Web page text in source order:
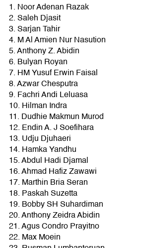
1. Noor Adenan Razak
2. Saleh Djasit
3. Sarjan Tahir
4. M Al Amien Nur Nasution
5. Anthony Z. Abidin
6. Bulyan Royan
7. HM Yusuf Erwin Faisal
8. Azwar Chesputra
9. Fachri Andi Leluasa
10. Hilman Indra
11. Dudhie Makmun Murod
12. Endin A. J Soefihara
13. Udju Djuhaeri
14. Hamka Yandhu
15. Abdul Hadi Djamal
16. Ahmad Hafiz Zawawi
17. Marthin Bria Seran
18. Paskah Suzetta
19. Bobby SH Suhardiman
20. Anthony Zeidra Abidin
21. Agus Condro Prayitno
22. Max Moein